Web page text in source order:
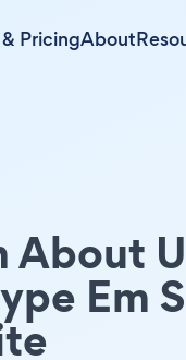
PricingAbout
About
Em